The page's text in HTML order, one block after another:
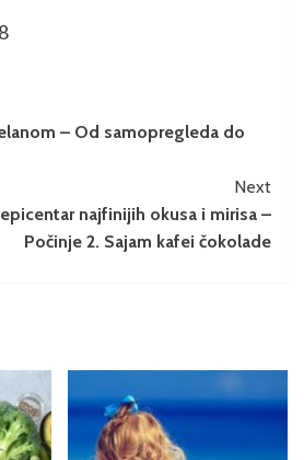
– Od samopregleda do
Next
najfinijih okusa i mirisa –
Počinje 2. Sajam kafei čokolade